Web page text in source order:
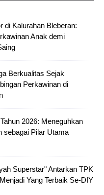
di Kalurahan Bleberan:
Anak demi
Berkualitas Sejak
Perkawinan di
2026: Meneguhkan
sebagai Pilar Utama
Superstar" Antarkan TPK
Yang Terbaik Se-DIY